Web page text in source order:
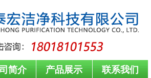
简介 产品展示 联系我们